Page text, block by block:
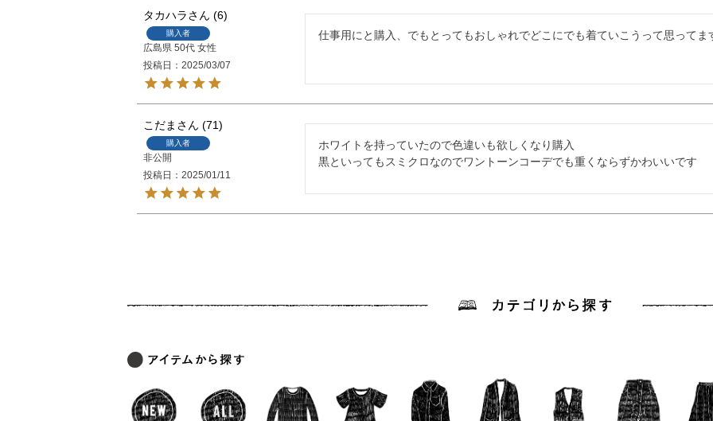
タカハラ 6
購入者
広島県 50代 女性
投稿日
2025/03/07
仕事用にと購入、でもとってもおしゃれでどこにでも着ていこうって思って
こだま 71
購入者
非公開
投稿日
2025/01/11
ホワイトを持っていたので色違いも欲しくなり購入
黒といってもスミクロなのでワントーンコーデでも重くならずかわいいです